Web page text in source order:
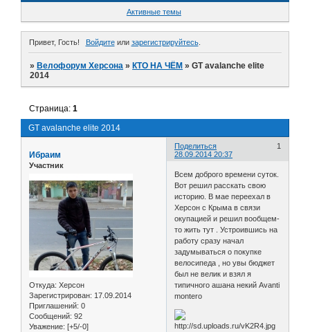
Активные темы
Привет, Гость! Войдитеили зарегистрируйтесь.
»Велофорум Херсона »КТО НА ЧЁМ »GT avalanche elite
2014
GT avalanche elite 2014
Страница:1
Поделиться
1
28.09.2014 20:37
Ибраим
Участник
Откуда: Херсон
Зарегистрирован: 17.09.2014
Приглашений: 0
Сообщений: 92
Уважение: [+5/-0]
Всем доброго времени суток.
Вот решил расскать свою
историю. В мае переехал в
Херсон с Крыма в связи
окупацией и решил вообщем-
то жить тут . Устроившись на
работу сразу начал
задумываться о покупке
велосипеда , но увы бюджет
был не велик и взял я
типичного ашана некий Avanti
montero